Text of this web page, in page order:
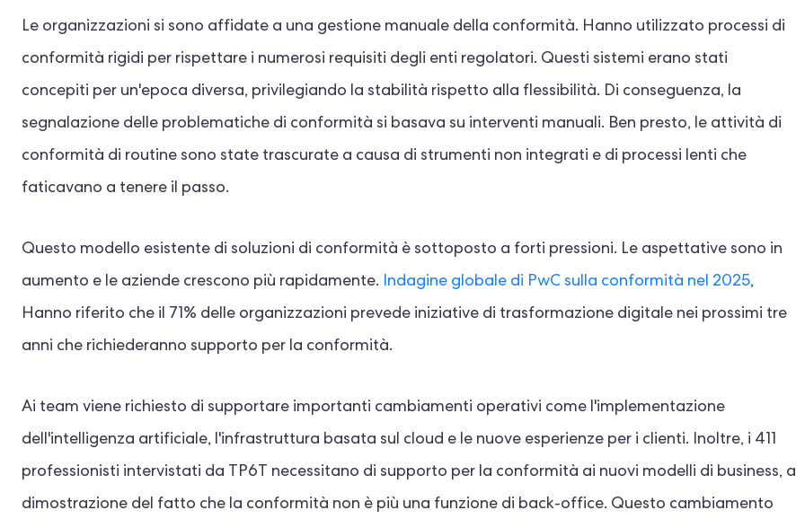
Le organizzazioni si sono affidate a una gestione manuale della conformità. Hanno utilizzato processi di
conformità rigidi per rispettare i numerosi requisiti degli enti regolatori. Questi sistemi erano stati
concepiti per un'epoca diversa, privilegiando la stabilità rispetto alla flessibilità. Di conseguenza, la
segnalazione delle problematiche di conformità si basava su interventi manuali. Ben presto, le attività di
conformità di routine sono state trascurate a causa di strumenti non integrati e di processi lenti che
faticavano a tenere il passo.
Questo modello esistente di soluzioni di conformità è sottoposto a forti pressioni. Le aspettative sono in
aumento e le aziende crescono più rapidamente. Indagine globale di PwC sulla conformità nel 2025,
Hanno riferito che il 71% delle organizzazioni prevede iniziative di trasformazione digitale nei prossimi tre
anni che richiederanno supporto per la conformità.
Ai team viene richiesto di supportare importanti cambiamenti operativi come l'implementazione
dell'intelligenza artificiale, l'infrastruttura basata sul cloud e le nuove esperienze per i clienti. Inoltre, i 411
professionisti intervistati da TP6T necessitano di supporto per la conformità ai nuovi modelli di business, a
dimostrazione del fatto che la conformità non è più una funzione di back-office. Questo cambiamento